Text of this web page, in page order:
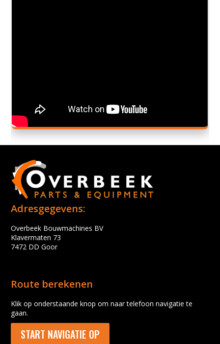
Adresgegevens:
Overbeek Bouwmachines BV
Klavermaten 73
7472 DD Goor
Route berekenen
Klik op onderstaande knop om naar telefoon navigatie te
gaan.
START NAVIGATIE OP